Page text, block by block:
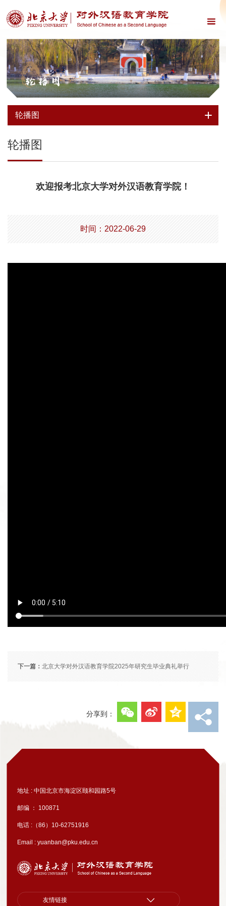
轮播图
轮播图
轮播图
欢迎报考北京大学对外汉语教育学院！
时间：2022-06-29
下一篇： 北京大学对外汉语教育学院2025年研究生毕业典礼举行
分享到：
地址 : 中国北京市海淀区颐和园路5号
邮编 ： 100871
电话 :（86）10-62751916
Email : yuanban@pku.edu.cn
友情链接